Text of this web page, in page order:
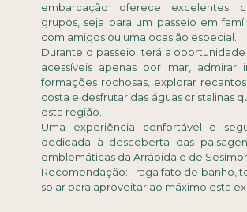
embarcação oferece excelentes
grupos, seja para um passeio em
com amigos ou uma ocasião especial.
Durante o passeio, terá a
acessíveis apenas por mar, admirar
formações rochosas, explorar
costa e desfrutar das águas cristalinas
esta região.
Uma experiência confortável e
dedicada à descoberta das
emblemáticas da Arrábida e de
Recomendação: Traga fato de banho,
solar para aproveitar ao máximo esta